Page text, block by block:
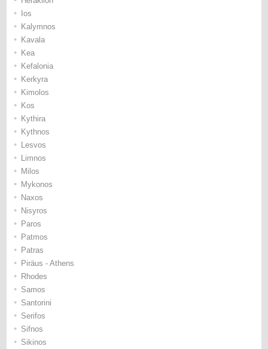
• Ios
• Kalymnos
• Kavala
• Kea
• Kefalonia
• Kerkyra
• Kimolos
• Kos
• Kythira
• Kythnos
• Lesvos
• Limnos
• Milos
• Mykonos
• Naxos
• Nisyros
• Paros
• Patmos
• Patras
• Piräus - Athens
• Rhodes
• Samos
• Santorini
• Serifos
• Sifnos
• Sikinos